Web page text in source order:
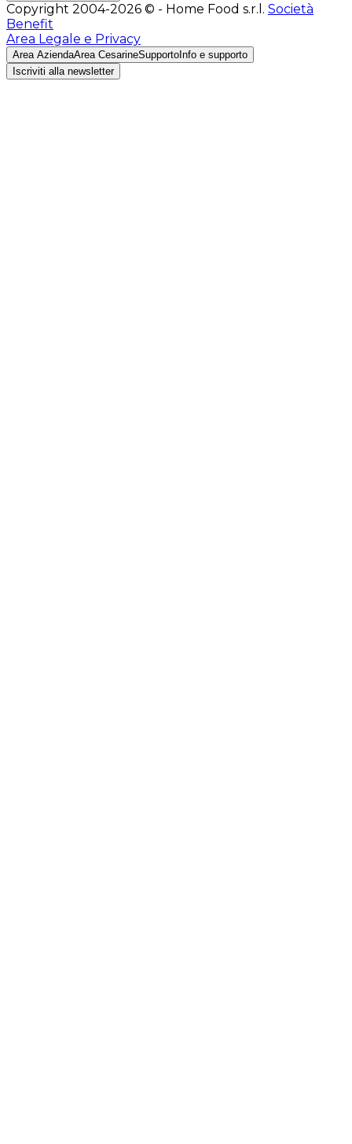
Copyright 2004-2026 © - Home Food s.r.l. Società
Benefit
Area Legale e Privacy
Area AziendaArea CesarineSupporto Info e supporto
Iscriviti alla newsletter